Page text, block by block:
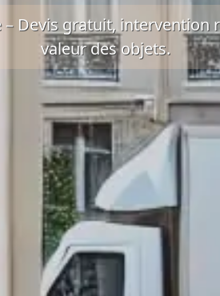
– Devis gratuit, intervention
valeur des objets.